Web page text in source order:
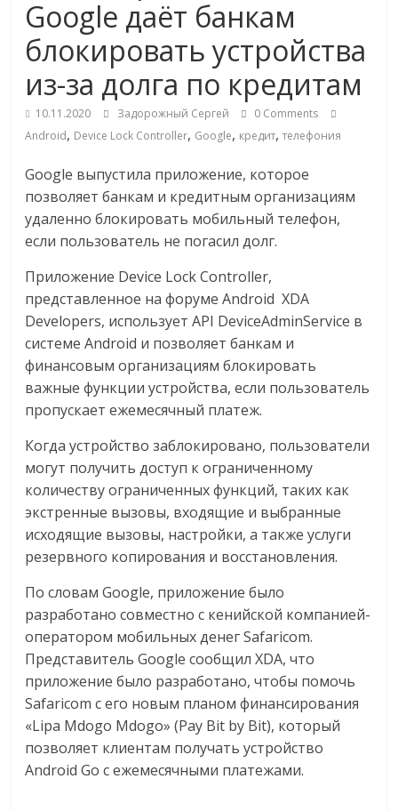
Commerce,
омниканальном
ритейле,
логистике,
технологиях,
соцсетях
Портал
об
онлайн-
торговле,
для
Commerce,
ритейле,
логистике,
технологиях,
соцсетях.
Нам
важно,
как
знать
как
Сеть
меняет
жизнь
людей
Google даёт банкам
блокировать устройства
из-за долга по кредитам
10.11.2020 Задорожный Сергей
0 Comments
Android, Device Lock Controller, Google, кредит,телефония
Google выпустила приложение, которое
позволяет банкам и кредитным организациям
удаленно блокировать мобильный телефон,
если пользователь не погасил долг.
Приложение Device Lock Controller,
представленное на форуме Android XDA
Developers, использует API DeviceAdminService в
системе Android и позволяет банкам и
финансовым организациям блокировать
важные функции устройства, если пользователь
пропускает ежемесячный платеж.
Когда устройство заблокировано, пользователи
могут получить доступ к ограниченному
количеству ограниченных функций, таких как
экстренные вызовы, входящие и выбранные
исходящие вызовы, настройки, а также услуги
резервного копирования и восстановления.
По словам Google, приложение было
разработано совместно с кенийской компанией-
оператором мобильных денег Safaricom.
Представитель Google сообщил XDA, что
приложение было разработано, чтобы помочь
Safaricom с его новым планом финансирования
«Lipa Mdogo Mdogo» (Pay Bit by Bit), который
позволяет клиентам получать устройство
Android Go с ежемесячными платежами.